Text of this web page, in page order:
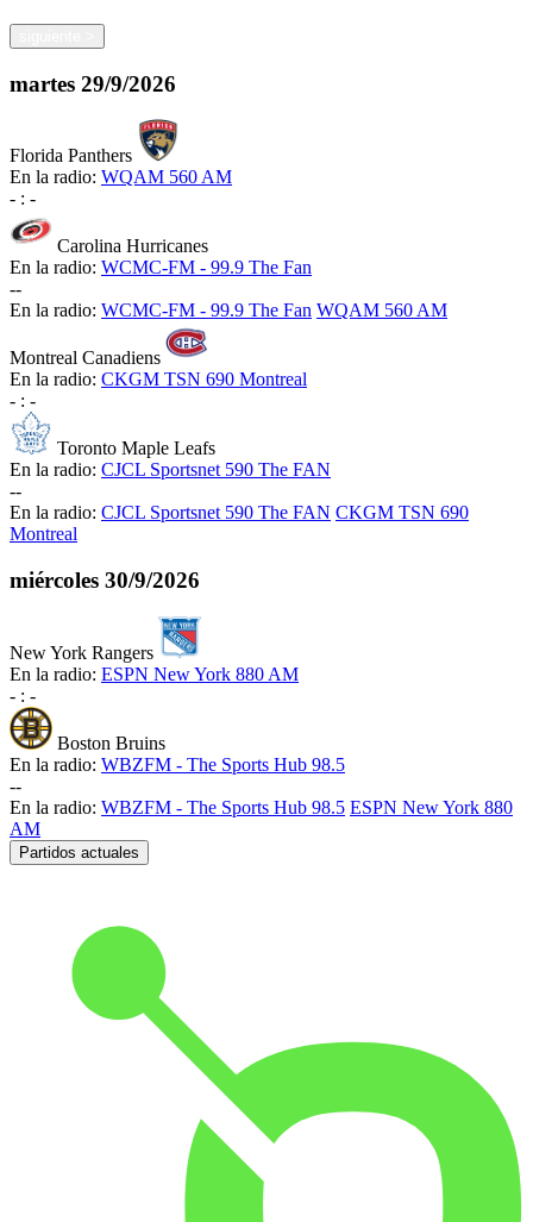
martes 29/9/2026
Florida Panthers
En la radio: WQAM 560 AM
- : -
Carolina Hurricanes
En la radio: WCMC-FM - 99.9 The Fan
--
En la radio: WCMC-FM - 99.9 The Fan WQAM 560 AM
Montreal Canadiens
En la radio: CKGM TSN 690 Montreal
- : -
Toronto Maple Leafs
En la radio: CJCL Sportsnet 590 The FAN
--
En la radio: CJCL Sportsnet 590 The FAN CKGM TSN 690
Montreal
miércoles 30/9/2026
New York Rangers
En la radio: ESPN New York 880 AM
- : -
Boston Bruins
En la radio: WBZFM - The Sports Hub 98.5
--
En la radio: WBZFM - The Sports Hub 98.5 ESPN New York 880
AM
Partidos actuales